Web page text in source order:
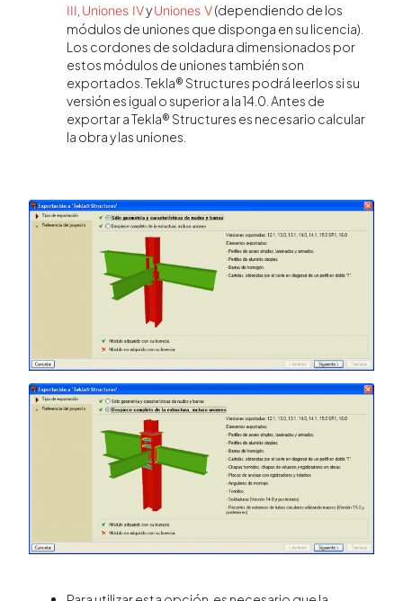
III Uniones IVyUniones V(dependiendo de los
módulos de uniones que disponga en su licencia).
Los cordones de soldadura dimensionados por
estos módulos de uniones también son
exportados. Tekla® Structures podrá leerlos si su
versión es igual o superior a la 14.0. Antes de
exportar a Tekla® Structures es necesario calcular
la obra y las uniones.